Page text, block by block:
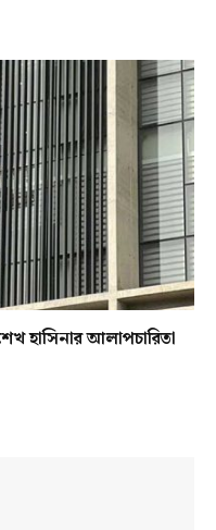
হাসিনার আলাপচারিতা